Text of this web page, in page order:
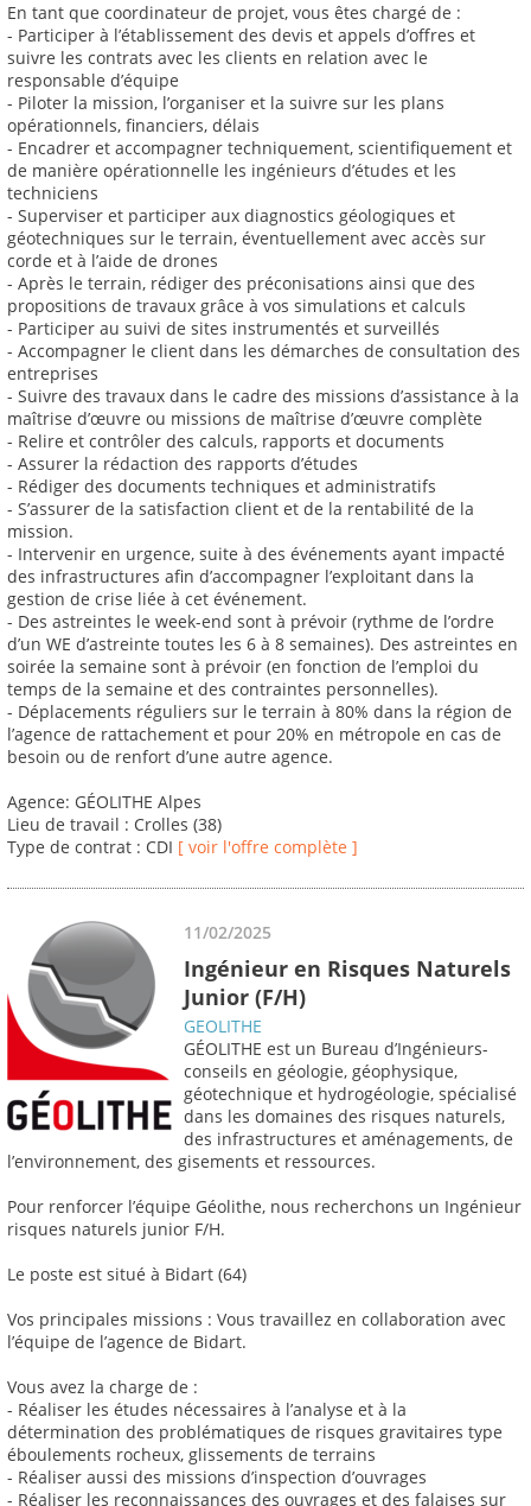
En tant que coordinateur de projet, vous êtes chargé de :
- Participer à l’établissement des devis et appels d’offres et
suivre les contrats avec les clients en relation avec le
responsable d’équipe
- Piloter la mission, l’organiser et la suivre sur les plans
opérationnels, financiers, délais
- Encadrer et accompagner techniquement, scientifiquement et
de manière opérationnelle les ingénieurs d’études et les
techniciens
- Superviser et participer aux diagnostics géologiques et
géotechniques sur le terrain, éventuellement avec accès sur
corde et à l’aide de drones
- Après le terrain, rédiger des préconisations ainsi que des
propositions de travaux grâce à vos simulations et calculs
- Participer au suivi de sites instrumentés et surveillés
- Accompagner le client dans les démarches de consultation des
entreprises
- Suivre des travaux dans le cadre des missions d’assistance à la
maîtrise d’œuvre ou missions de maîtrise d’œuvre complète
- Relire et contrôler des calculs, rapports et documents
- Assurer la rédaction des rapports d’études
- Rédiger des documents techniques et administratifs
- S’assurer de la satisfaction client et de la rentabilité de la
mission.
- Intervenir en urgence, suite à des événements ayant impacté
des infrastructures afin d’accompagner l’exploitant dans la
gestion de crise liée à cet événement.
- Des astreintes le week-end sont à prévoir (rythme de l’ordre
d’un WE d’astreinte toutes les 6 à 8 semaines). Des astreintes en
soirée la semaine sont à prévoir (en fonction de l’emploi du
temps de la semaine et des contraintes personnelles).
- Déplacements réguliers sur le terrain à 80% dans la région de
l’agence de rattachement et pour 20% en métropole en cas de
besoin ou de renfort d’une autre agence.
Agence: GÉOLITHE Alpes
Lieu de travail : Crolles (38)
Type de contrat : CDI [ voir l'offre complète ]
11/02/2025
Ingénieur en Risques Naturels
Junior (F/H)
GEOLITHE
GÉOLITHE est un Bureau d’Ingénieurs-
conseils en géologie, géophysique,
géotechnique et hydrogéologie, spécialisé
dans les domaines des risques naturels,
des infrastructures et aménagements, de
l’environnement, des gisements et ressources.
Pour renforcer l’équipe Géolithe, nous recherchons un Ingénieur
risques naturels junior F/H.
Le poste est situé à Bidart (64)
Vos principales missions : Vous travaillez en collaboration avec
l’équipe de l’agence de Bidart.
Vous avez la charge de :
- Réaliser les études nécessaires à l’analyse et à la
détermination des problématiques de risques gravitaires type
éboulements rocheux, glissements de terrains
- Réaliser aussi des missions d’inspection d’ouvrages
- Réaliser les reconnaissances des ouvrages et des falaises sur